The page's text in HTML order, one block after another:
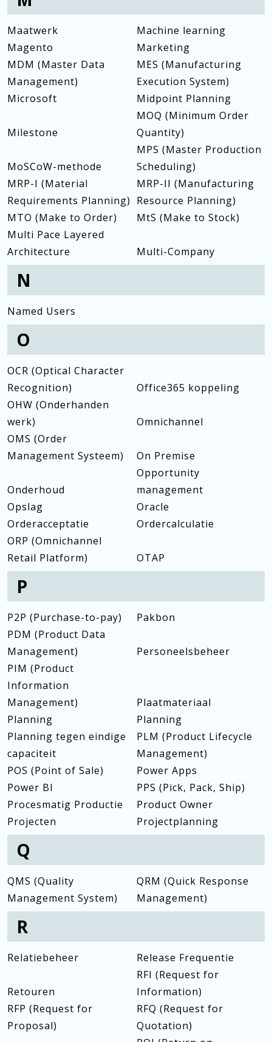
Maatwerk
Machine learning
Magento
Marketing
MDM (Master Data
Management)
MES (Manufacturing
Execution System)
Microsoft
Midpoint Planning
Milestone
MOQ (Minimum Order
Quantity)
MoSCoW-methode
MPS (Master Production
Scheduling)
MRP-I (Material
Requirements Planning)
MRP-II (Manufacturing
Resource Planning)
MTO (Make to Order)
MtS (Make to Stock)
Multi Pace Layered
Architecture
Multi-Company
N
Named Users
O
OCR (Optical Character
Recognition)
Office365 koppeling
OHW (Onderhanden
werk)
Omnichannel
OMS (Order
Management Systeem)
On Premise
Onderhoud
Opportunity
management
Opslag
Oracle
Orderacceptatie
Ordercalculatie
ORP (Omnichannel
Retail Platform)
OTAP
P
P2P (Purchase-to-pay)
Pakbon
PDM (Product Data
Management)
Personeelsbeheer
PIM (Product
Information
Management)
Plaatmateriaal
Planning
Planning
Planning tegen eindige
capaciteit
PLM (Product Lifecycle
Management)
POS (Point of Sale)
Power Apps
Power BI
PPS (Pick, Pack, Ship)
Procesmatig Productie
Product Owner
Projecten
Projectplanning
Q
QMS (Quality
Management System)
QRM (Quick Response
Management)
R
Relatiebeheer Release Frequentie
Retouren
RFI (Request for
Information)
RFP (Request for
Proposal)
RFQ (Request for
Quotation)